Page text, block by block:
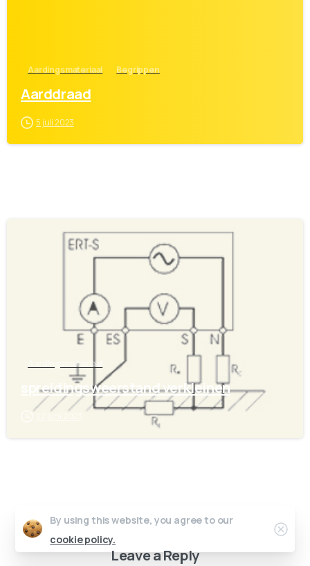
Aardingsmateriaal Begrippen
Aarddraad
5 juli 2023
Aardingsmateriaal
spreidingsweerstand verkleinen
Leave a Reply
By using this website, you agree to our
cookie policy.